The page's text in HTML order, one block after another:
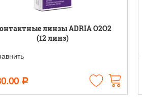
линзы ADRIA O2O2
(12 линз)
Р